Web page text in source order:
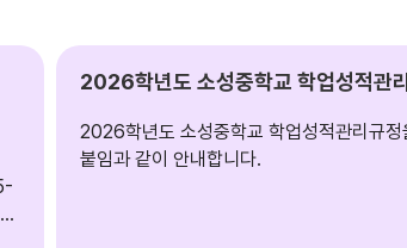
2026학년도 소성중학교 학업성적관리규정
붙임과 같이 안내합니다.